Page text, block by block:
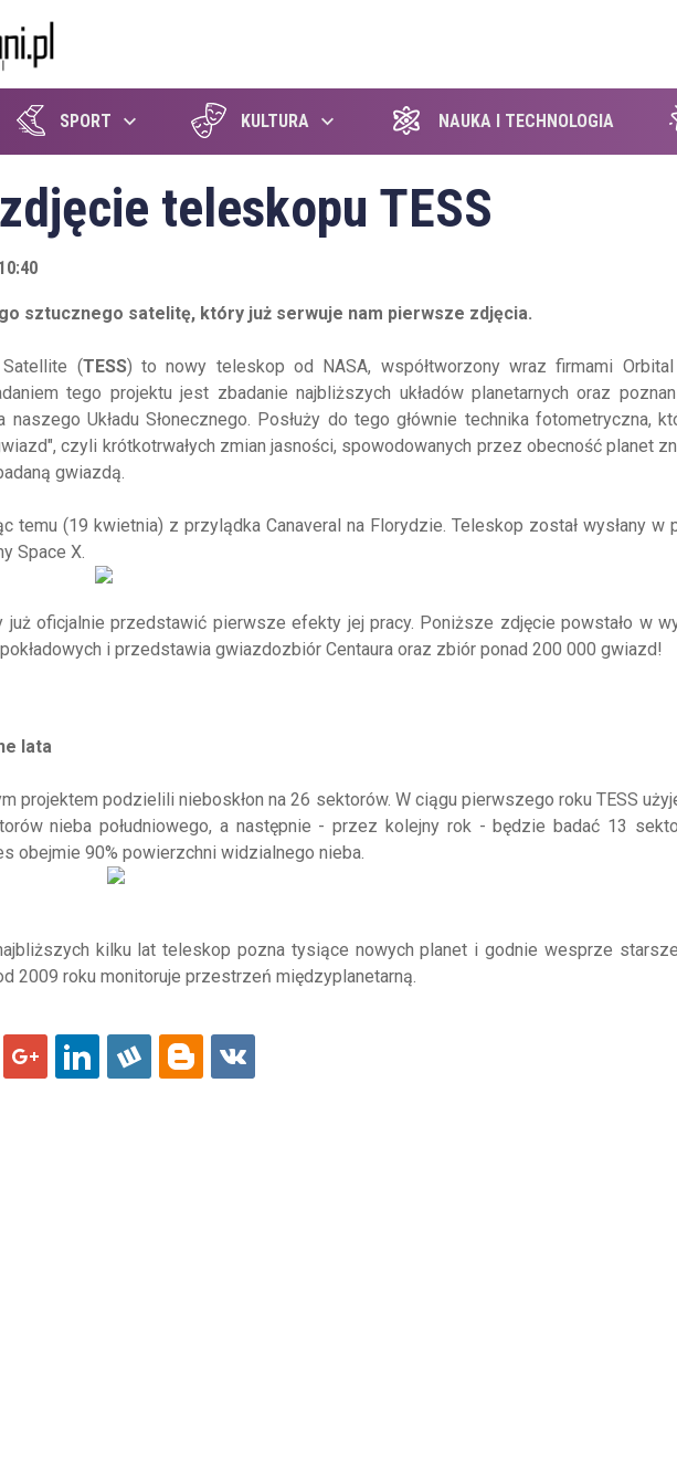
SPORT KULTURA NAUKA I TECHNOLOGIA
teleskopu TESS
sztucznego satelitę, który już serwuje nam pierwsze zdjęcia.
Satellite (TESS) to nowy teleskop od NASA, współtworzony wraz firmami
tego projektu jest zbadanie najbliższych układów planetarnych oraz
Układu Słonecznego. Posłuży do tego głównie technika fotometryczna,
czyli krótkotrwałych zmian jasności, spowodowanych przez obecność planet
gwiazdą.
temu (19 kwietnia) z przylądka Canaveral na Florydzie. Teleskop został wysłany w
Space X.
już oficjalnie przedstawić pierwsze efekty jej pracy. Poniższe zdjęcie powstało w
i przedstawia gwiazdozbiór Centaura oraz zbiór ponad 200 000 gwiazd!
lata
projektem podzielili nieboskłon na 26 sektorów. W ciągu pierwszego roku TESS
nieba południowego, a następnie - przez kolejny rok - będzie badać 13
obejmie 90% powierzchni widzialnego nieba.
kilku lat teleskop pozna tysiące nowych planet i godnie wesprze
2009 roku monitoruje przestrzeń międzyplanetarną.